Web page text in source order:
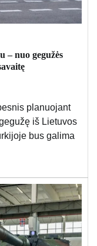
– nuo gegužės
planuojant
iš Lietuvos
bus galima